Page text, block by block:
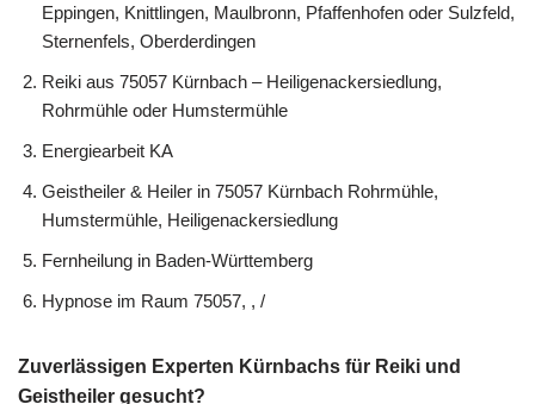
Eppingen, Knittlingen, Maulbronn, Pfaffenhofen oder Sulzfeld,
Sternenfels, Oberderdingen
Reiki aus 75057 Kürnbach – Heiligenackersiedlung,
Rohrmühle oder Humstermühle
Energiearbeit KA
Geistheiler & Heiler in 75057 Kürnbach Rohrmühle,
Humstermühle, Heiligenackersiedlung
Fernheilung in Baden-Württemberg
Hypnose im Raum 75057, , /
Zuverlässigen Experten Kürnbachs für Reiki und
Geistheiler gesucht?